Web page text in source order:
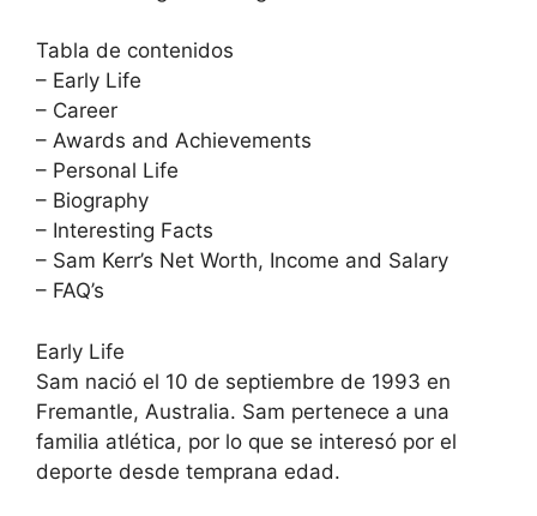
Tabla de contenidos
– Early Life
– Career
– Awards and Achievements
– Personal Life
– Biography
– Interesting Facts
– Sam Kerr’s Net Worth, Income and Salary
– FAQ’s
Early Life
Sam nació el 10 de septiembre de 1993 en
Fremantle, Australia. Sam pertenece a una
familia atlética, por lo que se interesó por el
deporte desde temprana edad.